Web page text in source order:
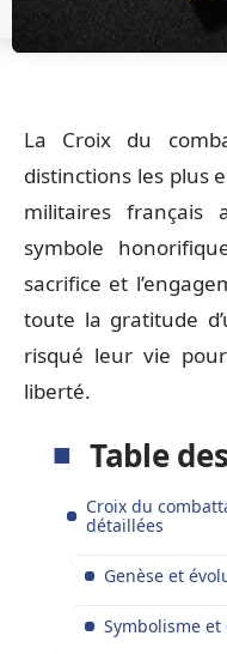
La Croix du
distinctions les plus
militaires français
symbole
sacrifice et
toute la gratitude
risqué leur vie
liberté.
Table
Croix du
détaillées
Genèse et
Symbolisme